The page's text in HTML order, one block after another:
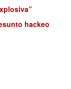
hackeo